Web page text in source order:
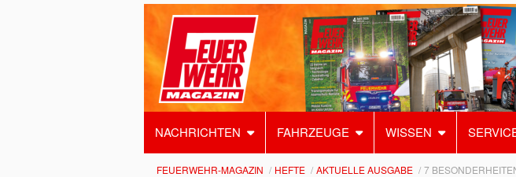
NACHRICHTEN FAHRZEUGE WISSEN
FEUERWEHR-MAGAZIN HEFTE AKTUELLE AUSGABE 7